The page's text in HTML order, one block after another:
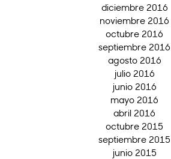
diciembre 2016
noviembre 2016
octubre 2016
septiembre 2016
agosto 2016
julio 2016
junio 2016
mayo 2016
abril 2016
octubre 2015
septiembre 2015
junio 2015